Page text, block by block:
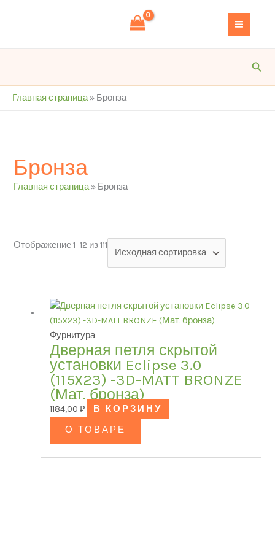
Главная страница» Бронза
h
Бронза
Главная страница» Бронза
БРЕНД
Модель
ЦВЕТ
Отображение 1–12 из 111
Фурнитура
Дверная петля скрытой
установки Eclipse 3.0
(115х23) -3D-MATT BRONZE
(Мат. бронза)
1184,00 ₽
В КОРЗИНУ
О ТОВАРЕ